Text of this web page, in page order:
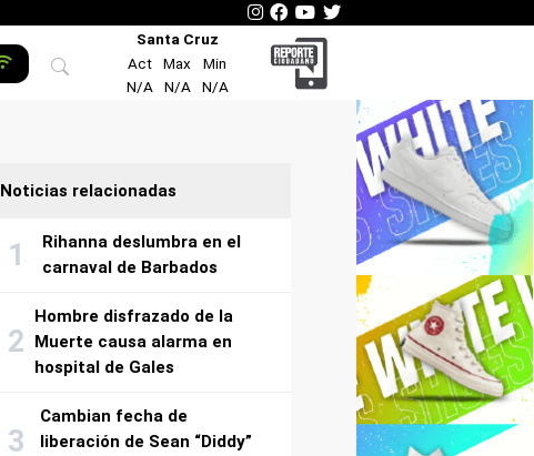
Santa Cruz
Act
Max
Min
N/A
N/A N/A
Noticias relacionadas
Rihanna deslumbra en el
carnaval de Barbados
Hombre disfrazado de la
Muerte causa alarma en
hospital de Gales
Cambian fecha de
liberación de Sean “Diddy”